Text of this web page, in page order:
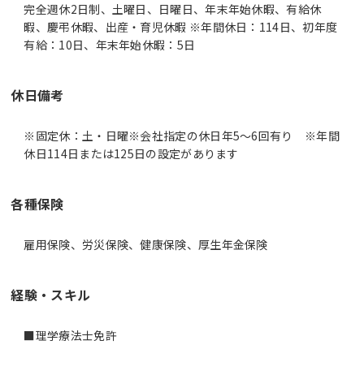
完全週休2日制、土曜日、日曜日、年末年始休暇、有給休
暇、慶弔休暇、出産・育児休暇 ※年間休日：114日、初年度
有給：10日、年末年始休暇：5日
休日備考
※固定休：土・日曜※会社指定の休日年5～6回有り ※年間
休日114日または125日の設定があります
各種保険
雇用保険、労災保険、健康保険、厚生年金保険
経験・スキル
■理学療法士免許